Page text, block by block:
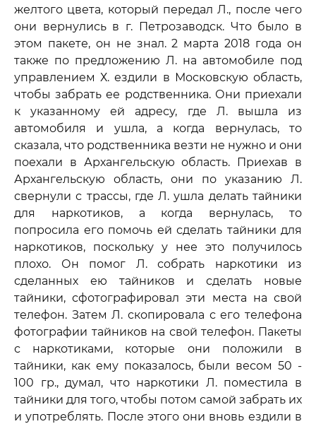
желтого цвета, который передал Л., после чего
они вернулись в г. Петрозаводск. Что было в
этом пакете, он не знал. 2 марта 2018 года он
также по предложению Л. на автомобиле под
управлением Х. ездили в Московскую область,
чтобы забрать ее родственника. Они приехали
к указанному ей адресу, где Л. вышла из
автомобиля и ушла, а когда вернулась, то
сказала, что родственника везти не нужно и они
поехали в Архангельскую область. Приехав в
Архангельскую область, они по указанию Л.
свернули с трассы, где Л. ушла делать тайники
для наркотиков, а когда вернулась, то
попросила его помочь ей сделать тайники для
наркотиков, поскольку у нее это получилось
плохо. Он помог Л. собрать наркотики из
сделанных ею тайников и сделать новые
тайники, сфотографировал эти места на свой
телефон. Затем Л. скопировала с его телефона
фотографии тайников на свой телефон. Пакеты
с наркотиками, которые они положили в
тайники, как ему показалось, были весом 50 -
100 гр., думал, что наркотики Л. поместила в
тайники для того, чтобы потом самой забрать их
и употреблять. После этого они вновь ездили в